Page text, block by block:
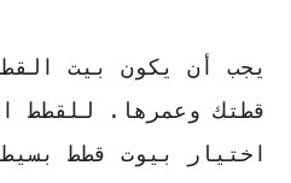
يجب أن يكون بيت
قطتك وعمرها. للقطط
اختيار بيوت قطط